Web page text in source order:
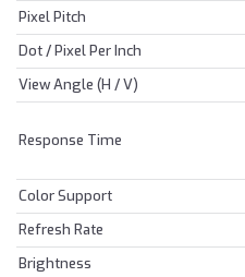
Pixel Pitch
Dot / Pixel Per Inch
View Angle (H / V)
Response Time
Color Support
Refresh Rate
Brightness